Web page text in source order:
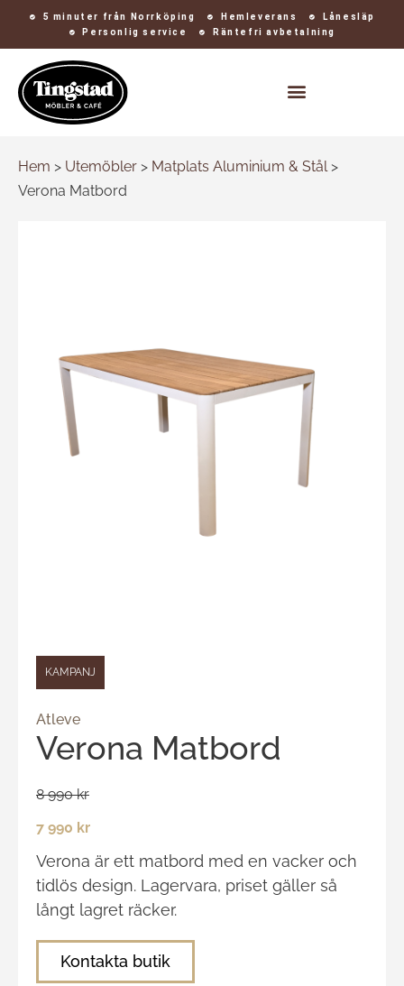
5 minuter från Norrköping Hemleverans
Lånesläp
Personlig service
Räntefri avbetalning
Hem > Utemöbler > Matplats Aluminium & Stål>
Verona Matbord
KAMPANJ
Atleve
Verona Matbord
8 990 kr
7 990 kr
Verona är ett matbord med en vacker och
tidlös design. Lagervara, priset gäller så
långt lagret räcker.
Kontakta butik